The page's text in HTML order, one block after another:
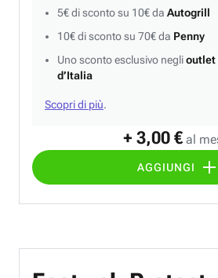
+ 3,00 € al
AGGIUNGI
5€ di sconto su 10€ da Autogrill
10€ di sconto su 70€ da Penny
Uno sconto esclusivo neglioutlet
d’Italia
Scopri di più.